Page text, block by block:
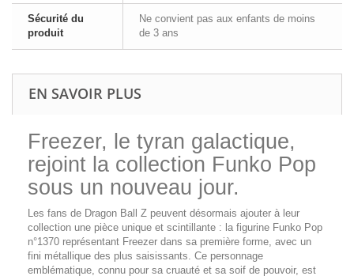
Sécurité du
produit
Ne convient pas aux enfants de moins
de 3 ans
EN SAVOIR PLUS
Freezer, le tyran galactique,
rejoint la collection Funko Pop
sous un nouveau jour.
Les fans de Dragon Ball Z peuvent désormais ajouter à leur
collection une pièce unique et scintillante : la figurine Funko Pop
n°1370 représentant Freezer dans sa première forme, avec un
fini métallique des plus saisissants. Ce personnage
emblématique, connu pour sa cruauté et sa soif de pouvoir, est